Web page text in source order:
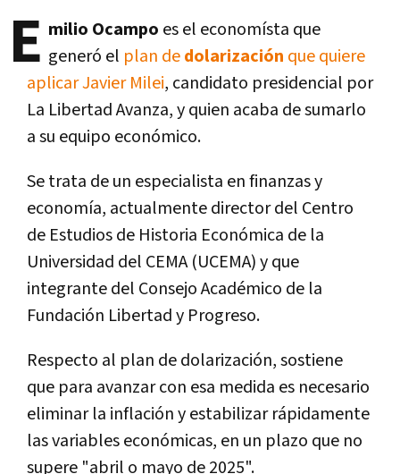
E milio Ocampo es el economísta que
generó el plan dedolarización que quiere
aplicar Javier Milei, candidato presidencial por
La Libertad Avanza, y quien acaba de sumarlo
a su equipo económico.
Se trata de un especialista en finanzas y
economía, actualmente director del Centro
de Estudios de Historia Económica de la
Universidad del CEMA (UCEMA) y que
integrante del Consejo Académico de la
Fundación Libertad y Progreso.
Respecto al plan de dolarización, sostiene
que para avanzar con esa medida es necesario
eliminar la inflación y estabilizar rápidamente
las variables económicas, en un plazo que no
supere "abril o mayo de 2025".